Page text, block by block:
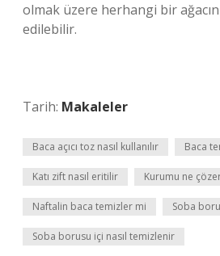
olmak üzere herhangi bir
edilebilir.
Tarih: Makaleler
Baca açıcı toz nasıl kullanılır Baca
Katı zift nasıl eritilir Kurumu ne
Naftalin baca temizler mi Soba
Soba borusu içi nasıl temizlenir